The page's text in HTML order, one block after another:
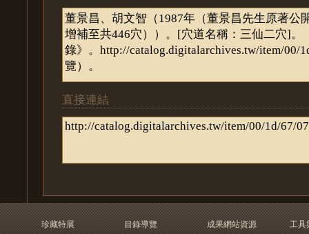
直接連結
珍藏特展
目錄導覽
成果網站資源
工具